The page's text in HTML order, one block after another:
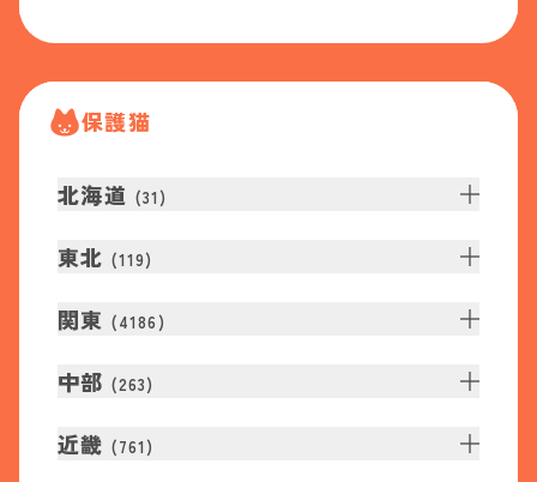
保護猫
北海道 (31 )
東北 (119)
関東 (4186 )
中部 (263)
近畿 (761 )